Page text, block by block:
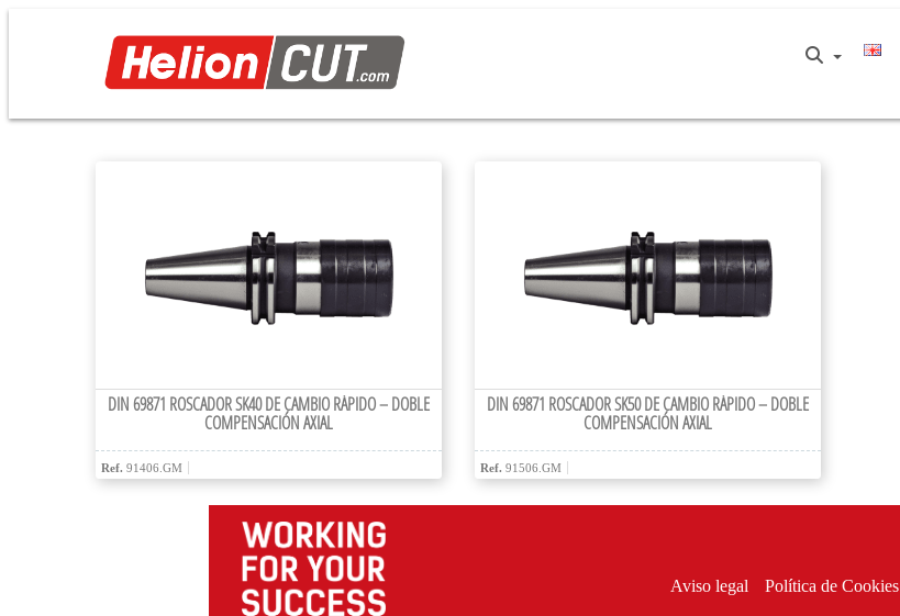
DIN 69871 ROSCADOR SK40 DE CAMBIO RÁPIDO – DOBLE
COMPENSACIÓN AXIAL
Ref. 91406.GM
DIN 69871 ROSCADOR SK50 DE CAMBIO RÁPIDO – DOBLE
COMPENSACIÓN AXIAL
Ref. 91506.GM
Aviso legal Política de Cookies